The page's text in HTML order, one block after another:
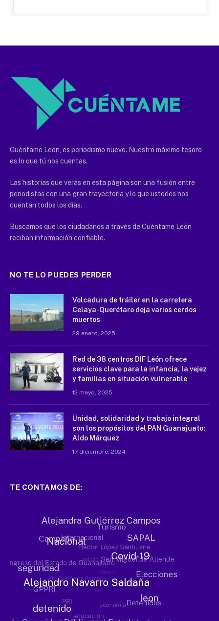
Cuéntame León, es periodismo nuevo. Nuestro máximo tesoro
es lo que tú nos cuentas.
Las historias que verás en esta página son una fusión entre
periodistas con una gran trayectoria y lo que ustedes nos
cuentan todos los días.
Buscamos que los ciudadanos a través de Cuéntame León
reciban información confiable.
NO TE LO PUEDES PERDER
Volcadura de tráiler en la carretera
Celaya-Querétaro deja varios cerdos
muertos
29 enero, 2025
Red de 38 centros DIF León ofrece
servicios clave para la infancia, la vejez
y familias en situación vulnerable
12 mayo, 2025
Unidad, solidaridad y trabajo integral
son los propósitos del PAN Guanajuato:
Aldo Márquez
17 diciembre, 2024
TE CONTAMOS DE: